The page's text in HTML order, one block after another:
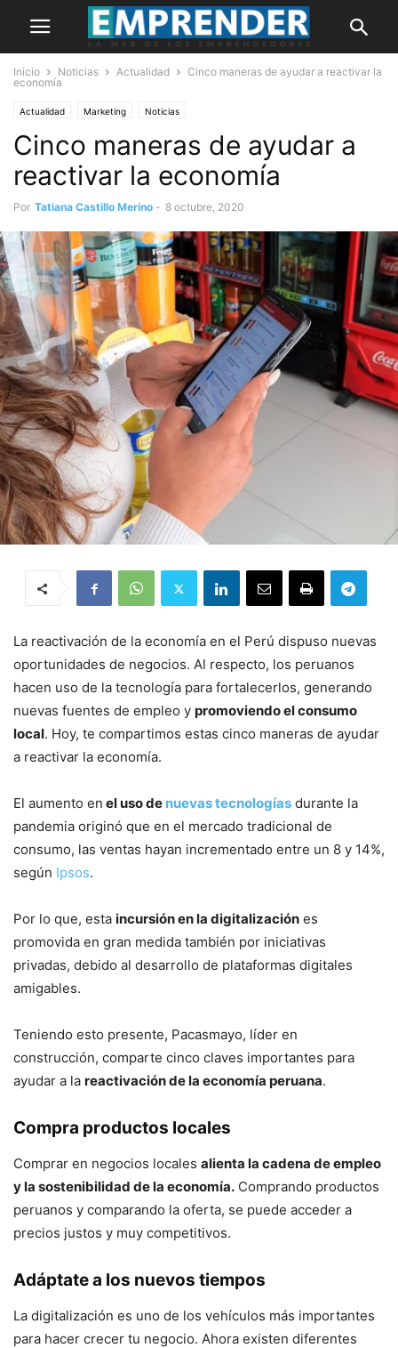
Inicio Noticias Actualidad
Cinco maneras de ayudar a reactivar la
economía
Actualidad Marketing Noticias
Cinco maneras de ayudar a
reactivar la economía
Por Tatiana Castillo Merino - 8 octubre, 2020
La reactivación de la economía en el Perú dispuso nuevas
oportunidades de negocios. Al respecto, los peruanos
hacen uso de la tecnología para fortalecerlos, generando
nuevas fuentes de empleo y promoviendo el consumo
local. Hoy, te compartimos estas cinco maneras de ayudar
a reactivar la economía.
El aumento en el uso de nuevas tecnologías durante la
pandemia originó que en el mercado tradicional de
consumo, las ventas hayan incrementado entre un 8 y 14%,
según Ipsos.
Por lo que, esta incursión en la digitalización es
promovida en gran medida también por iniciativas
privadas, debido al desarrollo de plataformas digitales
amigables.
Teniendo esto presente, Pacasmayo, líder en
construcción, comparte cinco claves importantes para
ayudar a la reactivación de la economía peruana.
Compra productos locales
Comprar en negocios locales alienta la cadena de empleo
y la sostenibilidad de la economía. Comprando productos
peruanos y comparando la oferta, se puede acceder a
precios justos y muy competitivos.
Adáptate a los nuevos tiempos
La digitalización es uno de los vehículos más importantes
para hacer crecer tu negocio. Ahora existen diferentes